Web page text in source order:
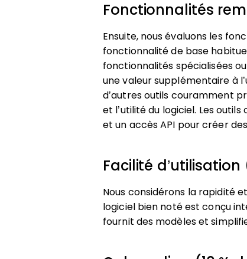
Fonctionnalités
Ensuite, nous évaluons les
fonctionnalité de base
fonctionnalités spécialisées
une valeur supplémentaire à
d’autres outils couramment
et l’utilité du logiciel. Les
et un accès API pour créer
Facilité d’utilisation
Nous considérons la rapidité
logiciel bien noté est conçu
fournit des modèles et